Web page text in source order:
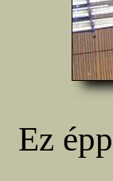
Ez